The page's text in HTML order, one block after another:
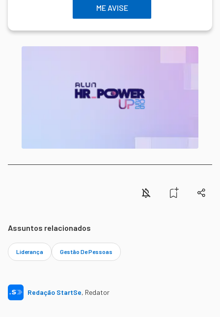
ME AVISE
Assuntos relacionados
Liderança Gestão De Pessoas
Redação StartSe, Redator